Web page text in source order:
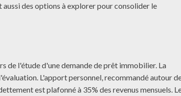
des options à explorer pour consolider le
de l'étude d'une demande de prêt immobilier. La
L'apport personnel, recommandé autour
est plafonné à 35% des revenus mensuels.